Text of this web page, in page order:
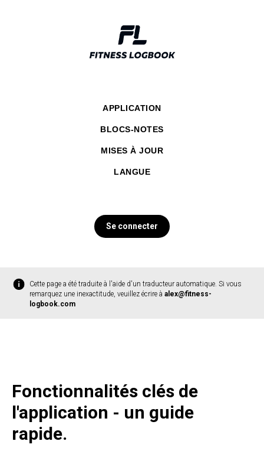
APPLICATION
BLOCS-NOTES
MISES À JOUR
LANGUE
Se connecter
Cette page a été traduite à l'aide d'un traducteur automatique. Si vous
remarquez une inexactitude, veuillez écrire à alex@fitness-
logbook.com
Fonctionnalités clés de
l'application - un guide
rapide.